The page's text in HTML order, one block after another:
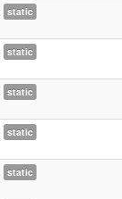
static
static
static
static
static